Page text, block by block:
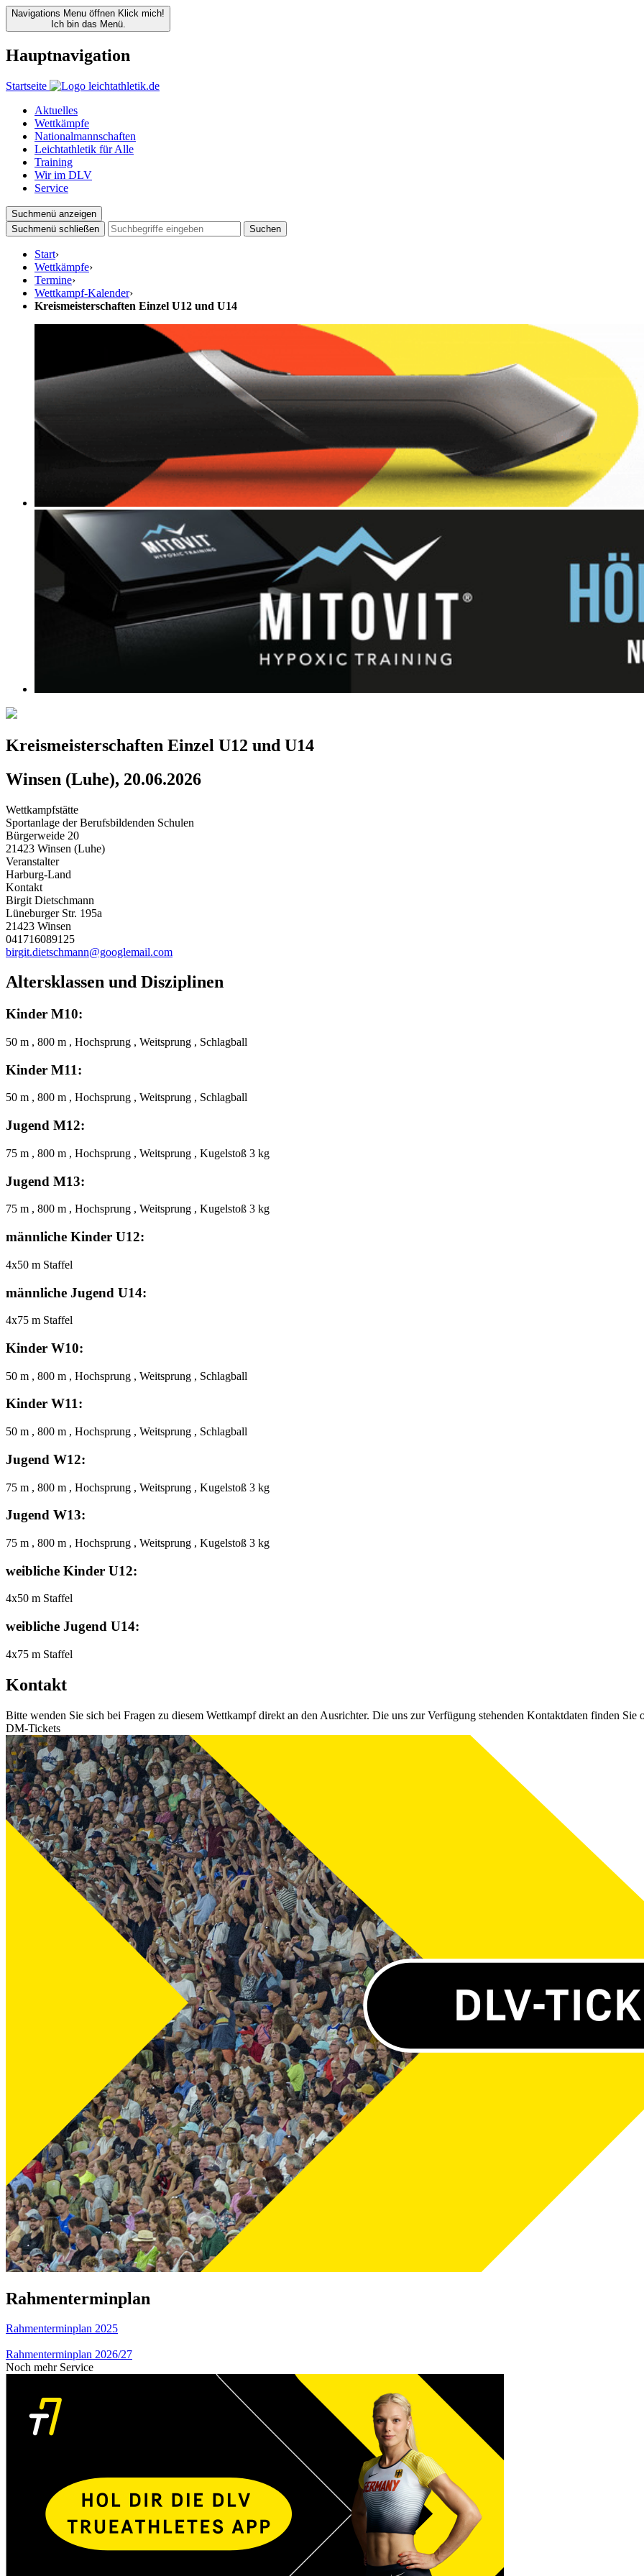
Navigations Menu öffnen Klick mich!
Ich bin das Menü.
Hauptnavigation
Startseite
Aktuelles
Wettkämpfe
Nationalmannschaften
Leichtathletik für Alle
Training
Wir im DLV
Service
Suchmenü anzeigen
Suchmenü schließen
Suchen
Start›
Wettkämpfe›
Termine›
Wettkampf-Kalender›
Kreismeisterschaften Einzel U12 und U14
Kreismeisterschaften Einzel U12 und U14
Winsen (Luhe), 20.06.2026
Wettkampfstätte
Sportanlage der Berufsbildenden Schulen
Bürgerweide 20
21423 Winsen (Luhe)
Veranstalter
Harburg-Land
Kontakt
Birgit Dietschmann
Lüneburger Str. 195a
21423 Winsen
041716089125
birgit.dietschmann@googlemail.com
Altersklassen und Disziplinen
Kinder M10:
50 m , 800 m , Hochsprung , Weitsprung , Schlagball
Kinder M11:
50 m , 800 m , Hochsprung , Weitsprung , Schlagball
Jugend M12:
75 m , 800 m , Hochsprung , Weitsprung , Kugelstoß 3 kg
Jugend M13:
75 m , 800 m , Hochsprung , Weitsprung , Kugelstoß 3 kg
männliche Kinder U12:
4x50 m Staffel
männliche Jugend U14:
4x75 m Staffel
Kinder W10:
50 m , 800 m , Hochsprung , Weitsprung , Schlagball
Kinder W11:
50 m , 800 m , Hochsprung , Weitsprung , Schlagball
Jugend W12:
75 m , 800 m , Hochsprung , Weitsprung , Kugelstoß 3 kg
Jugend W13:
75 m , 800 m , Hochsprung , Weitsprung , Kugelstoß 3 kg
weibliche Kinder U12:
4x50 m Staffel
weibliche Jugend U14:
4x75 m Staffel
Kontakt
Bitte wenden Sie sich bei Fragen zu diesem Wettkampf direkt an den Ausrichter. Die uns zur Verfügung stehenden Kontaktdaten finden Sie
DM-Tickets
Rahmenterminplan
Rahmenterminplan 2025
Rahmenterminplan 2026/27
Noch mehr Service